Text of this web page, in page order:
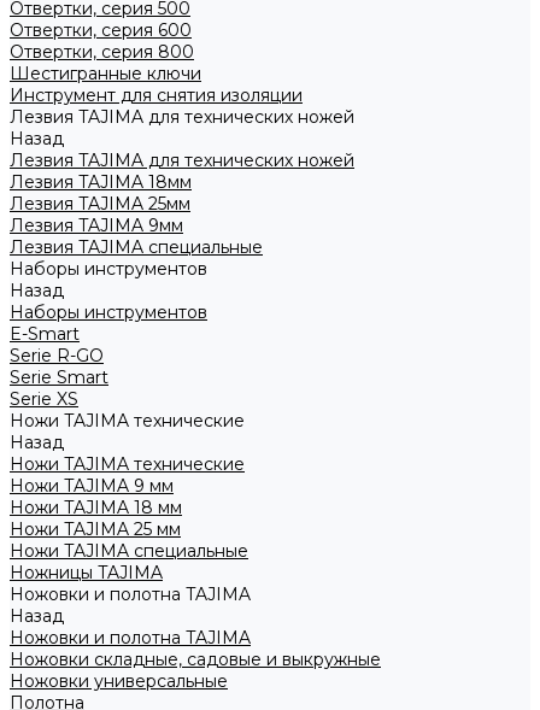
Отвертки, серия 500
Отвертки, серия 600
Отвертки, серия 800
Шестигранные ключи
Инструмент для снятия изоляции
Лезвия TAJIMA для технических ножей
Назад
Лезвия TAJIMA для технических ножей
Лезвия TAJIMA 18мм
Лезвия TAJIMA 25мм
Лезвия TAJIMA 9мм
Лезвия TAJIMA специальные
Наборы инструментов
Назад
Наборы инструментов
E-Smart
Serie R-GO
Serie Smart
Serie XS
Ножи TAJIMA технические
Назад
Ножи TAJIMA технические
Ножи TAJIMA 9 мм
Ножи TAJIMA 18 мм
Ножи TAJIMA 25 мм
Ножи TAJIMA специальные
Ножницы TAJIMA
Ножовки и полотна TAJIMA
Назад
Ножовки и полотна TAJIMA
Ножовки складные, садовые и выкружные
Ножовки универсальные
Полотна